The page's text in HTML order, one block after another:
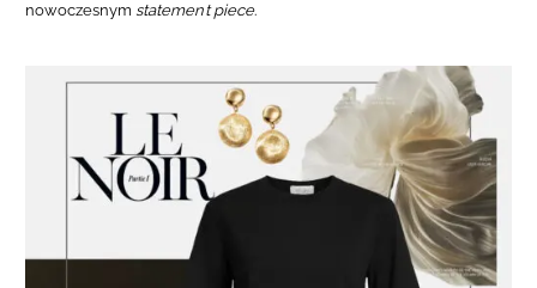
nowoczesnym statement piece.